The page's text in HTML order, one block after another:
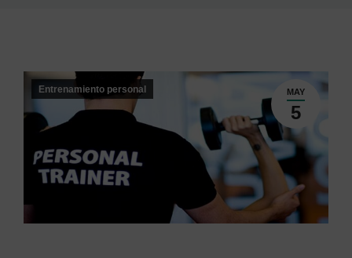
MAY
5
Entrenamiento personal